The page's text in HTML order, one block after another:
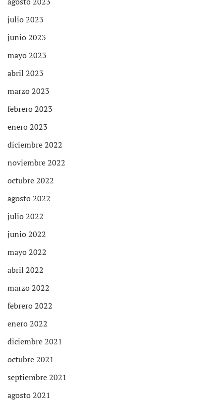
julio 2023
junio 2023
mayo 2023
abril 2023
marzo 2023
febrero 2023
enero 2023
diciembre 2022
noviembre 2022
octubre 2022
agosto 2022
julio 2022
junio 2022
mayo 2022
abril 2022
marzo 2022
febrero 2022
enero 2022
diciembre 2021
octubre 2021
septiembre 2021
agosto 2021